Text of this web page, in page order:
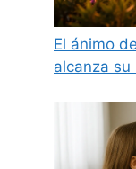
El ánimo
alcanza